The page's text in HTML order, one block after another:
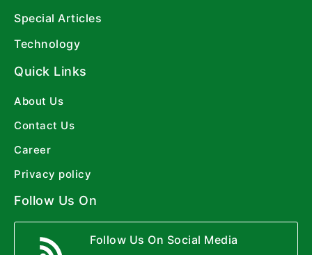
Special Articles
Technology
Quick Links
About Us
Contact Us
Career
Privacy policy
Follow Us On
Follow Us On Social Media